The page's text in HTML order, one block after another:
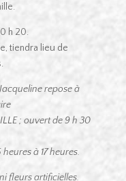
h 20.
tiendra lieu de
repose à
; ouvert de 9 h 30
à 17 heures.
fleurs artificielles.